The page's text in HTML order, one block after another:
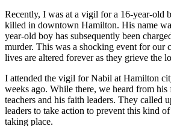
Recently, I was at a vigil for a 16-year-old
killed in downtown Hamilton. His name
year-old boy has subsequently been
murder. This was a shocking event for our
lives are altered forever as they grieve the
I attended the vigil for Nabil at Hamilton
weeks ago. While there, we heard from
teachers and his faith leaders. They called
leaders to take action to prevent this kind
taking place.